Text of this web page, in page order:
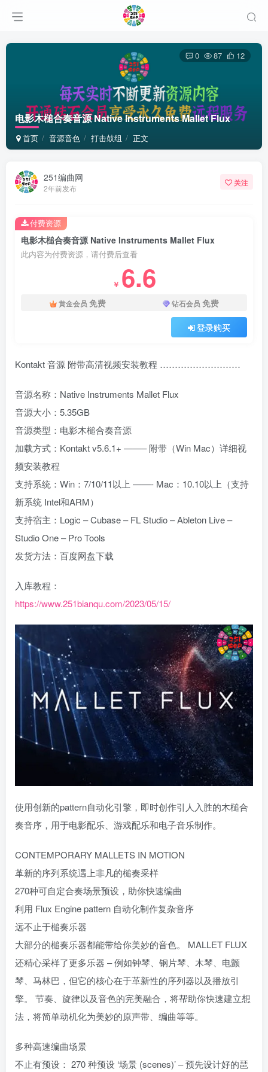
电影木槌合奏音源 Native Instruments Mallet Flux
首页 音源音色 打击鼓组 正文
0 87 12
251编曲网
2年前发布
关注
电影木槌合奏音源 Native Instruments Mallet Flux
此内容为付费资源，请付费后查看
￥ 6.6
黄金会员 免费 钻石会员 免费
登录购买
付费资源
Kontakt 音源 附带高清视频安装教程 ………………………
音源名称：Native Instruments Mallet Flux
音源大小：5.35GB
音源类型：电影木槌合奏音源
加载方式：Kontakt v5.6.1+ ——– 附带（Win Mac）详细视
频安装教程
支持系统：Win：7/10/11以上 ——- Mac：10.10以上（支持
新系统 Intel和ARM）
支持宿主：Logic – Cubase – FL Studio – Ableton Live –
Studio One – Pro Tools
发货方法：百度网盘下载
入库教程：
https://www.251bianqu.com/2023/05/15/
使用创新的pattern自动化引擎，即时创作引人入胜的木槌合
奏音序，用于电影配乐、游戏配乐和电子音乐制作。
CONTEMPORARY MALLETS IN MOTION
革新的序列系统遇上非凡的槌奏采样
270种可自定合奏场景预设，助你快速编曲
利用 Flux Engine pattern 自动化制作复杂音序
远不止于槌奏乐器
大部分的槌奏乐器都能带给你美妙的音色。 MALLET FLUX
还精心采样了更多乐器 – 例如钟琴、钢片琴、木琴、电颤
琴、马林巴，但它的核心在于革新性的序列器以及播放引
擎。 节奏、旋律以及音色的完美融合，将帮助你快速建立想
法，将简单动机化为美妙的原声带、编曲等等。
多种高速编曲场景
不止有预设： 270 种预设 ‘场景 (scenes)’ – 预先设计好的琶